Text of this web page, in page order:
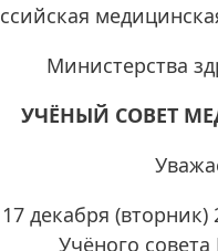
Министерства
УЧЁНЫЙ СОВЕТ
17 декабря (вторник)
Учёного